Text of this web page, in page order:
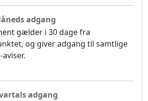
adgang
gælder i 30 dage fra
og giver adgang til samtlige
adgang